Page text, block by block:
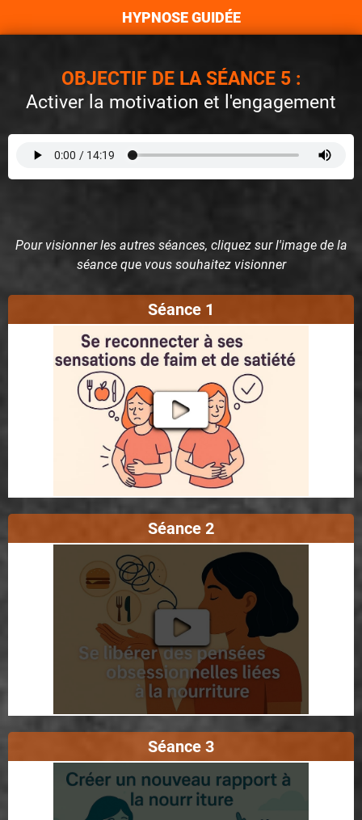
HYPNOSE GUIDÉE
OBJECTIF DE LA SÉANCE 5 :
Activer la motivation et l'engagement
Pour visionner les autres séances, cliquez sur l'image de la
séance que vous souhaitez visionner
Séance 1
Séance 2
Séance 3